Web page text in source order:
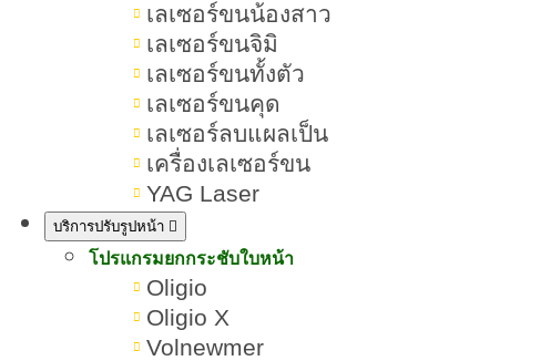
เลเซอร์ขนน้องสาว
เลเซอร์ขนจิมิ
เลเซอร์ขนทั้งตัว
เลเซอร์ขนคุด
เลเซอร์ลบแผลเป็น
เครื่องเลเซอร์ขน
YAG Laser
บริการปรับรูปหน้า
โปรแกรมยกกระชับใบหน้า
Oligio
Oligio X
Volnewmer